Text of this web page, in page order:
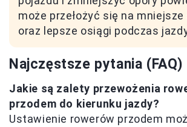
może przełożyć się na
oraz lepsze osiągi podczas
Najczęstsze pytania (FAQ)
Jakie są zalety przewożenia
przodem do kierunku jazdy?
Ustawienie rowerów przodem